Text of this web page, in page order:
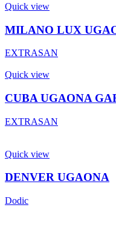
Quick view
MILANO LUX
EXTRASAN
Quick view
CUBA UGAONA
EXTRASAN
Quick view
DENVER UGAONA
Dodic